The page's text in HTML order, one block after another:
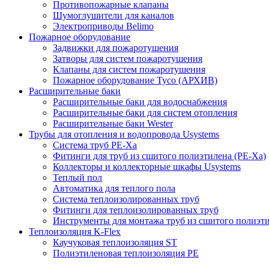
Противопожарные клапаны
Шумоглушители для каналов
Электроприводы Belimo
Пожарное оборудование
Задвижки для пожаротушения
Затворы для систем пожаротушения
Клапаны для систем пожаротушения
Пожарное оборудование Tyco (АРХИВ)
Расширительные баки
Расширительные баки для водоснабжения
Расширительные баки для систем отопления
Расширительные баки Wester
Трубы для отопления и водопровода Usystems
Система труб PE-Xa
Фитинги для труб из сшитого полиэтилена (PE-Xa)
Коллекторы и коллекторные шкафы Usystems
Теплый пол
Автоматика для теплого пола
Система теплоизолированных труб
Фитинги для теплоизолированных труб
Инструменты для монтажа труб из сшитого
Теплоизоляция K-Flex
Каучуковая теплоизоляция ST
Полиэтиленовая теплоизоляция PE